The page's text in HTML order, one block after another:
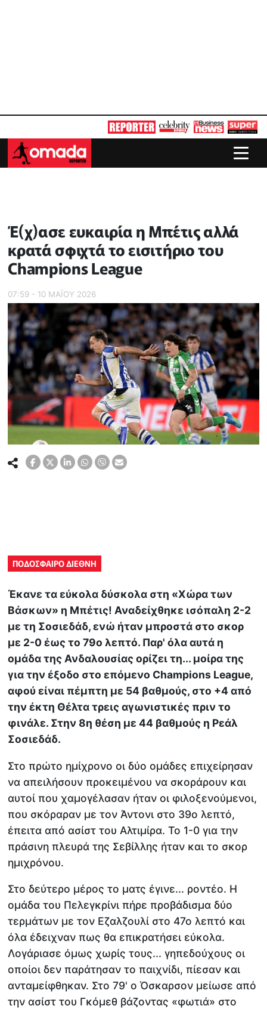
Έ(χ)ασε ευκαιρία η Μπέτις αλλά
κρατά σφιχτά το εισιτήριο του
Champions League
07:59 - 10 ΜΑΪ́ΟΥ 2026
ΠΟΔΟΣΦΑΙΡΟ ΔΙΕΘΝΗ
Έκανε τα εύκολα δύσκολα στη «Χώρα των
Βάσκων» η Μπέτις! Αναδείχθηκε ισόπαλη 2-2
με τη Σοσιεδάδ, ενώ ήταν μπροστά στο σκορ
με 2-0 έως το 79ο λεπτό. Παρ' όλα αυτά η
ομάδα της Ανδαλουσίας ορίζει τη... μοίρα της
για την έξοδο στο επόμενο Champions League,
αφού είναι πέμπτη με 54 βαθμούς, στο +4 από
την έκτη Θέλτα τρεις αγωνιστικές πριν το
φινάλε. Στην 8η θέση με 44 βαθμούς η Ρεάλ
Σοσιεδάδ.
Στο πρώτο ημίχρονο οι δύο ομάδες επιχείρησαν
να απειλήσουν προκειμένου να σκοράρουν και
αυτοί που χαμογέλασαν ήταν οι φιλοξενούμενοι,
που σκόραραν με τον Άντονι στο 39ο λεπτό,
έπειτα από ασίστ του Αλτιμίρα. Το 1-0 για την
πράσινη πλευρά της Σεβίλλης ήταν και το σκορ
ημιχρόνου.
Στο δεύτερο μέρος το ματς έγινε... ροντέο. Η
ομάδα του Πελεγκρίνι πήρε προβάδισμα δύο
τερμάτων με τον Εζαλζουλί στο 47ο λεπτό και
όλα έδειχναν πως θα επικρατήσει εύκολα.
Λογάριασε όμως χωρίς τους... γηπεδούχους οι
οποίοι δεν παράτησαν το παιχνίδι, πίεσαν και
ανταμείφθηκαν. Στο 79' ο Όσκαρσον μείωσε από
την ασίστ του Γκόμεθ βάζοντας «φωτιά» στο